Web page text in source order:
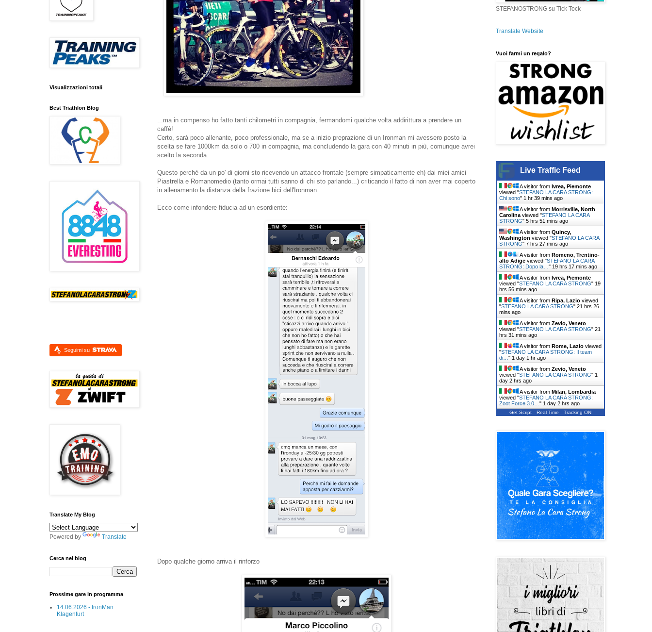
...ma in compenso ho fatto tanti chilometri in compagnia, fermandomi qualche volta addirittura a prendere un
caffè!
Certo, sarà poco allenante, poco professionale, ma se a inizio preprazione di un Ironman mi avessero posto la
scelta se fare 1000km da solo o 700 in compagnia, ma concludendo la gara con 40 minuti in più, comunque avrei
scelto la seconda.
Questo perchè da un po' di giorni sto ricevendo un attacco frontale (sempre simpaticamente eh) dai miei amici
Piastrella e Romanomedio (tanto ormai tutti sanno di chi sto parlando...) criticando il fatto di non aver mai coperto
in allenamento la distanza della frazione bici dell'Ironman.
Ecco come infondere fiducia ad un esordiente:
Dopo qualche giorno arriva il rinforzo
Visualizzazioni totali
Best Triathlon Blog
Seguimi su
Translate My Blog
Powered by Translate
Cerca nel blog
Prossime gare in programma
14.06.2026 - IronMan
Klagenfurt
STEFANOSTRONG su Tick Tock
Translate Website
Vuoi farmi un regalo?
Live Traffic Feed
A visitor from Ivrea, Piemonte
viewed "STEFANO LA CARA STRONG:
Chi sono" 1 hr 39 mins ago
A visitor from Morrisville, North
Carolina viewed "STEFANO LA CARA
STRONG" 5 hrs 51 mins ago
A visitor from Quincy,
Washington viewed "STEFANO LA CARA
STRONG" 7 hrs 27 mins ago
A visitor from Romeno, Trentino-
alto Adige viewed "STEFANO LA CARA
STRONG: Dopo la… " 19 hrs 17 mins ago
A visitor from Ivrea, Piemonte
viewed "STEFANO LA CARA STRONG" 19
hrs 56 mins ago
A visitor from Ripa, Lazio viewed
"STEFANO LA CARA STRONG" 21 hrs 26
mins ago
A visitor from Zevio, Veneto
viewed "STEFANO LA CARA STRONG" 21
hrs 31 mins ago
A visitor from Rome, Lazio viewed
"STEFANO LA CARA STRONG: Il team
di… " 1 day 1 hr ago
A visitor from Zevio, Veneto
viewed "STEFANO LA CARA STRONG" 1
day 2 hrs ago
A visitor from Milan, Lombardia
viewed "STEFANO LA CARA STRONG:
Zoot Force 3.0… " 1 day 2 hrs ago
Get Script Real Time Tracking ON